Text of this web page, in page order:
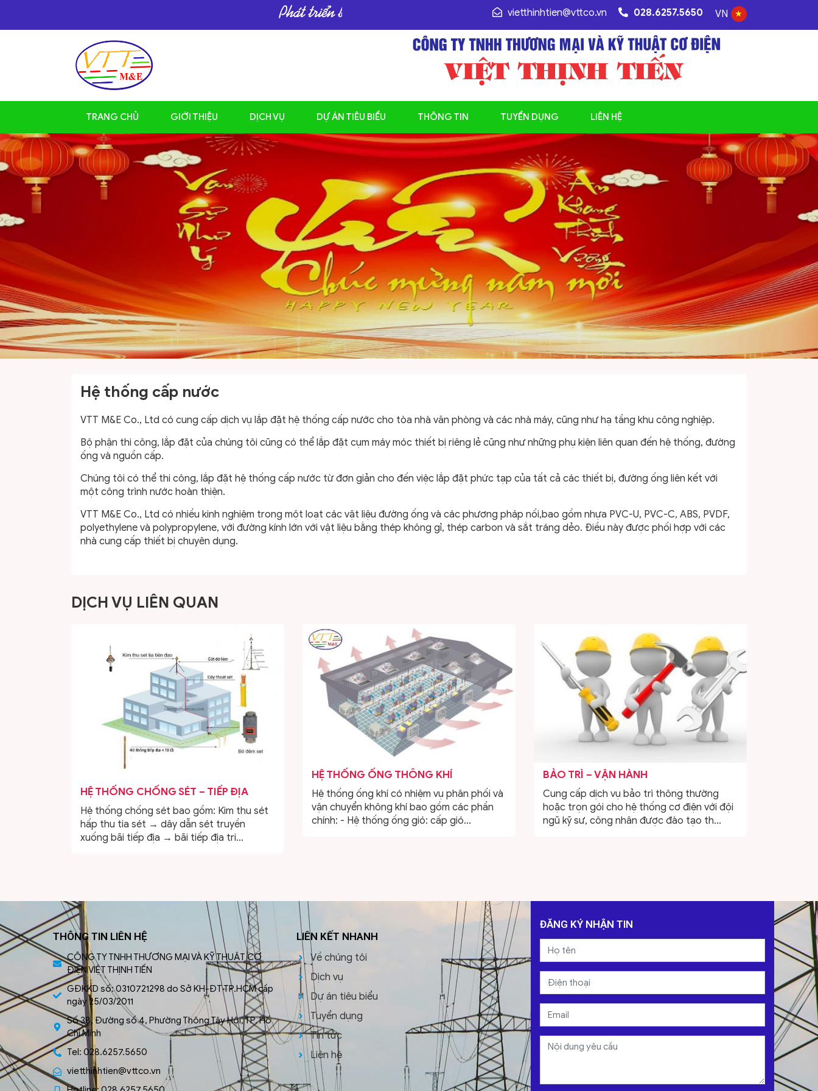
vietthinhtien@vttco.vn 028.6257.5650 VN
TRANG CHỦ GIỚI THIỆU DỊCH VỤ DỰ ÁN TIÊU BIỂU THÔNG TIN TUYỂN DỤNG LIÊN HỆ
Hệ thống cấp nước
VTT M&E Co., Ltd có cung cấp dịch vụ lắp đặt hệ thống cấp nước cho tòa nhà văn phòng và các nhà máy, cũng như hạ tầng khu công nghiệp.
Bộ phận thi công, lắp đặt của chúng tôi cũng có thể lắp đặt cụm máy móc thiết bị riêng lẻ cũng như những phụ kiện liên quan đến hệ thống, đường
ống và nguồn cấp.
Chúng tôi có thể thi công, lắp đặt hệ thống cấp nước từ đơn giản cho đến việc lắp đặt phức tạp của tất cả các thiết bị, đường ống liên kết với
một công trình nước hoàn thiện.
VTT M&E Co., Ltd có nhiều kinh nghiệm trong một loạt các vật liệu đường ống và các phương pháp nối,bao gồm nhựa PVC-U, PVC-C, ABS, PVDF,
polyethylene và polypropylene, với đường kính lớn với vật liệu bằng thép không gỉ, thép carbon và sắt tráng dẻo. Điều này được phối hợp với các
nhà cung cấp thiết bị chuyên dụng.
DỊCH VỤ LIÊN QUAN
HỆ THỐNG CHỐNG SÉT – TIẾP ĐỊA
Hệ thống chống sét bao gồm: Kim thu sét
hấp thu tia sét → dây dẫn sét truyền
xuống bãi tiếp địa → bãi tiếp địa tri...
HỆ THỐNG ỐNG THÔNG KHÍ
Hệ thống ống khí có nhiệm vụ phân phối và
vận chuyển không khí bao gồm các phần
chính: - Hệ thống ống gió: cấp gió...
BẢO TRÌ – VẬN HÀNH
Cung cấp dịch vụ bảo trì thông thường
hoặc trọn gói cho hệ thống cơ điện với đội
ngũ kỹ sư, công nhân được đào tạo th...
THÔNG TIN LIÊN HỆ
CÔNG TY TNHH THƯƠNG MẠI VÀ KỸ THUẬT CƠ
ĐIỆN VIỆT THỊNH TIẾN
GĐKKD số: 0310721298 do Sở KH-ĐT TP.HCM cấp
ngày 25/03/2011
Số 38, Đường số 4, Phường Thông Tây Hội, TP. Hồ
Chí Minh
Tel: 028.6257.5650
vietthinhtien@vttco.vn
LIÊN KẾT NHANH
Về chúng tôi
Dịch vụ
Dự án tiêu biểu
Tuyển dụng
Tin tức
Liên hệ
ĐĂNG KÝ NHẬN TIN